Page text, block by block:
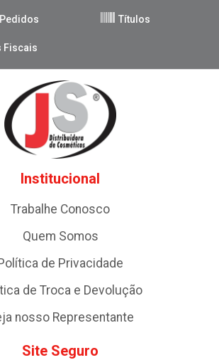
Títulos
Fiscais
Institucional
Trabalhe Conosco
Quem Somos
de Privacidade
de Troca e Devolução
nosso Representante
Site Seguro